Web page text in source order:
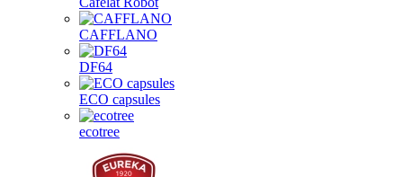
CAFFLANO
DF64
ECO capsules
ecotree